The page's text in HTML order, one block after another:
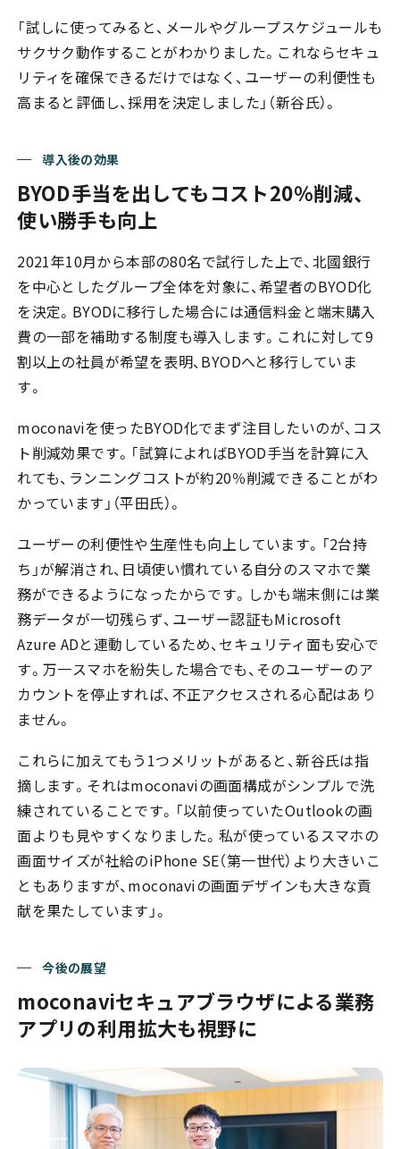
「試しに使ってみると、メールやグループスケジュールも
サクサク動作することがわかりました。これならセキュ
リティを確保できるだけではなく、ユーザーの利便性も
高まると評価し、採用を決定しました」（新谷氏）。
導入後の効果
BYOD手当を出してもコスト20％削減、
使い勝手も向上
2021年10月から本部の80名で試行した上で、北國銀行
を中心としたグループ全体を対象に、希望者のBYOD化
を決定。BYODに移行した場合には通信料金と端末購入
費の一部を補助する制度も導入します。これに対して9
割以上の社員が希望を表明、BYODへと移行していま
す。
moconaviを使ったBYOD化でまず注目したいのが、コス
ト削減効果です。「試算によればBYOD手当を計算に入
れても、ランニングコストが約20％削減できることがわ
かっています」（平田氏）。
ユーザーの利便性や生産性も向上しています。「2台持
ち」が解消され、日頃使い慣れている自分のスマホで業
務ができるようになったからです。しかも端末側には業
務データが一切残らず、ユーザー認証もMicrosoft
Azure ADと連動しているため、セキュリティ面も安心で
す。万一スマホを紛失した場合でも、そのユーザーのア
カウントを停止すれば、不正アクセスされる心配はあり
ません。
これらに加えてもう1つメリットがあると、新谷氏は指
摘します。それはmoconaviの画面構成がシンプルで洗
練されていることです。「以前使っていたOutlookの画
面よりも見やすくなりました。私が使っているスマホの
画面サイズが社給のiPhone SE（第一世代）より大きいこ
ともありますが、moconaviの画面デザインも大きな貢
献を果たしています」。
今後の展望
moconaviセキュアブラウザによる業務
アプリの利用拡大も視野に